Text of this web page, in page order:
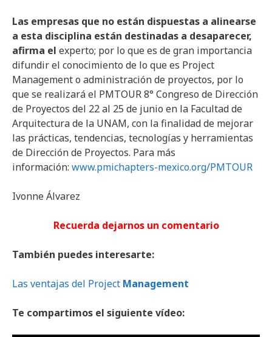
Las empresas que no están dispuestas a alinearse
a esta disciplina están destinadas a desaparecer,
afirma el experto; por lo que es de gran importancia
difundir el conocimiento de lo que es Project
Management o administración de proyectos, por lo
que se realizará el PMTOUR 8° Congreso de Dirección
de Proyectos del 22 al 25 de junio en la Facultad de
Arquitectura de la UNAM, con la finalidad de mejorar
las prácticas, tendencias, tecnologías y herramientas
de Dirección de Proyectos. Para más
información: www.pmichapters-mexico.org/PMTOUR
Ivonne Álvarez
Recuerda dejarnos un comentario
También puedes interesarte:
Las ventajas del Project Management
Te compartimos el siguiente vídeo: